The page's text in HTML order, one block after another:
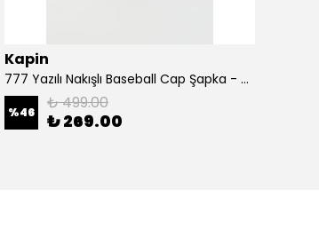
Kapin
777 Yazılı Nakışlı Baseball Cap Şapka - Siyah
%46 ₺ 499.00
₺ 269.00